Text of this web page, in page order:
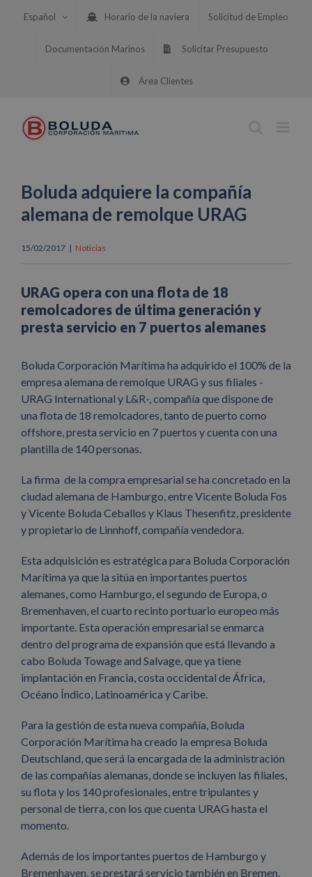
Español Horario de la naviera Solicitud de Empleo
Documentación Marinos Solicitar Presupuesto
Área Clientes
Boluda adquiere la compañía
alemana de remolque URAG
15/02/2017 | Noticias
URAG opera con una flota de 18
remolcadores de última generación y
presta servicio en 7 puertos alemanes
Boluda Corporación Marítima ha adquirido el 100% de la
empresa alemana de remolque URAG y sus filiales -
URAG International y L&R-, compañía que dispone de
una flota de 18 remolcadores, tanto de puerto como
offshore, presta servicio en 7 puertos y cuenta con una
plantilla de 140 personas.
La firma de la compra empresarial se ha concretado en la
ciudad alemana de Hamburgo, entre Vicente Boluda Fos
y Vicente Boluda Ceballos y Klaus Thesenfitz, presidente
y propietario de Linnhoff, compañía vendedora.
Esta adquisición es estratégica para Boluda Corporación
Marítima ya que la sitúa en importantes puertos
alemanes, como Hamburgo, el segundo de Europa, o
Bremenhaven, el cuarto recinto portuario europeo más
importante. Esta operación empresarial se enmarca
dentro del programa de expansión que está llevando a
cabo Boluda Towage and Salvage, que ya tiene
implantación en Francia, costa occidental de África,
Océano Índico, Latinoamérica y Caribe.
Para la gestión de esta nueva compañía, Boluda
Corporación Marítima ha creado la empresa Boluda
Deutschland, que será la encargada de la administración
de las compañías alemanas, donde se incluyen las filiales,
su flota y los 140 profesionales, entre tripulantes y
personal de tierra, con los que cuenta URAG hasta el
momento.
Además de los importantes puertos de Hamburgo y
Bremenhaven, se prestará servicio también en Bremen,